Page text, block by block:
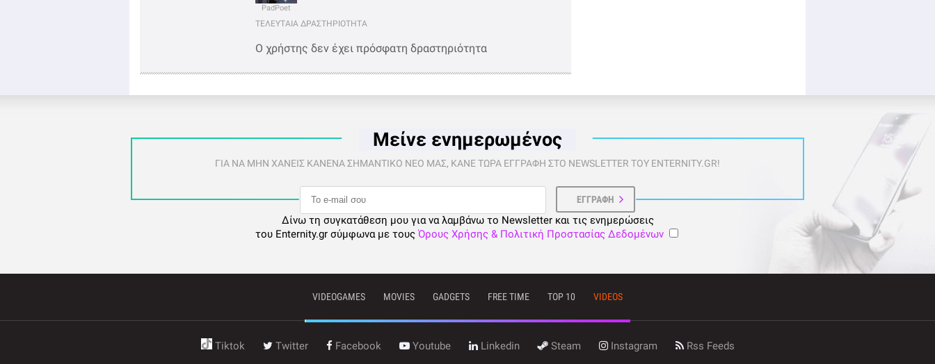
PadPoet
ΤΕΛΕΥΤΑΙΑ ΔΡΑΣΤΗΡΙΟΤΗΤΑ
Ο χρήστης δεν έχει πρόσφατη δραστηριότητα
Μείνε ενημερωμένος
ΓΙΑ ΝΑ ΜΗΝ ΧΑΝΕΙΣ ΚΑΝΕΝΑ ΣΗΜΑΝΤΙΚΟ ΝΕΟ ΜΑΣ, ΚΑΝΕ ΤΩΡΑ ΕΓΓΡΑΦΗ ΣΤΟ NEWSLETTER ΤΟΥ ENTERNITY.GR!
Δίνω τη συγκατάθεση μου για να λαμβάνω το Newsletter και τις ενημερώσεις
του Enternity.gr σύμφωνα με τους Όρους Χρήσης & Πολιτική Προστασίας Δεδομένων
VIDEOGAMES MOVIES GADGETS FREE TIME TOP 10 VIDEOS
Tiktok Twitter Facebook Youtube Linkedin Steam Instagram Rss Feeds